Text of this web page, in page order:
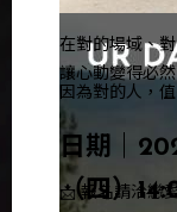
在對的場域、
讓心動變得必
因為對的人，
日期｜
（四）
📩 報名請洽戀